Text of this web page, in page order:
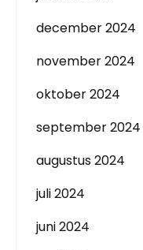
december 2024
november 2024
oktober 2024
september 2024
augustus 2024
juli 2024
juni 2024